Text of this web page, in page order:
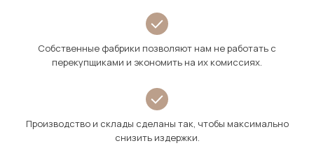
Собственные фабрики позволяют нам не работать с
перекупщиками и экономить на их комиссиях.
Производство и склады сделаны так, чтобы максимально
снизить издержки.